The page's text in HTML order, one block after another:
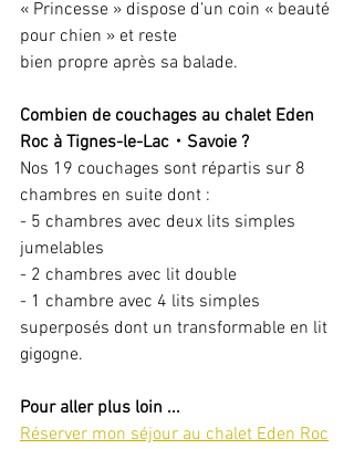
« Princesse » dispose d’un coin « beauté
pour chien » et reste
bien propre après sa balade.
Combien de couchages au chalet Eden
Roc à Tignes-le-Lac・Savoie ?
Nos 19 couchages sont répartis sur 8
chambres en suite dont :
- 5 chambres avec deux lits simples
jumelables
- 2 chambres avec lit double
- 1 chambre avec 4 lits simples
superposés dont un transformable en lit
gigogne.
Pour aller plus loin ...
Réserver mon séjour au chalet Eden Roc